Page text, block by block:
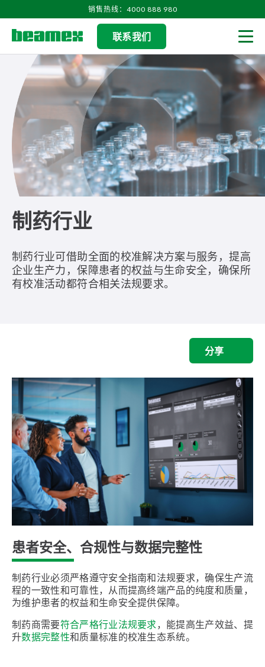
销售热线：4000 888 980
联系我们
制药行业
制药行业可借助全面的校准解决方案与服务，提高
企业生产力，保障患者的权益与生命安全，确保所
有校准活动都符合相关法规要求。
分享
患者安全、合规性与数据完整性
制药行业必须严格遵守安全指南和法规要求，确保生产流
程的一致性和可靠性，从而提高终端产品的纯度和质量，
为维护患者的权益和生命安全提供保障。
制药商需要符合严格行业法规要求 ，能提高生产效益、提
升数据完整性和质量标准的校准生态系统。